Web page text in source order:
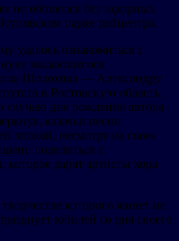
не обошелся без задорных
парке райцентра.
удалось ознакомиться с
выдающегося
Шолохова — Александру
в Ростовскую область,
случаю дня рождения автора
казачьи песни
эпохой, несмотря на свою
поделиться с
дарят артисты хора
которого живет не
юбилей со дня своего